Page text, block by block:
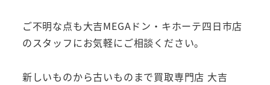
ご不明な点も大吉MEGAドン・キホーテ四日市店
のスタッフにお気軽にご相談ください。
新しいものから古いものまで買取専門店 大吉